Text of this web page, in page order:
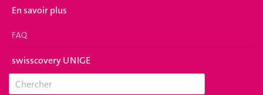
En savoir plus
FAQ
swisscovery UNIGE